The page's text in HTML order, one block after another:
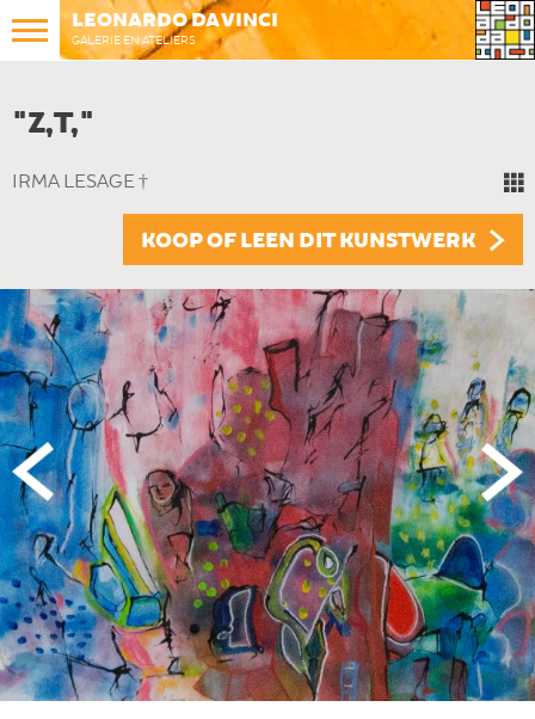
LEONARDO DA VINCI
GALERIE EN ATELIERS
"Z,T,"
IRMA LESAGE †
KOOP OF LEEN DIT KUNSTWERK